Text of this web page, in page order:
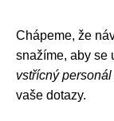
Chápeme, že
snažíme, aby se
vstřícný personál
vaše dotazy.